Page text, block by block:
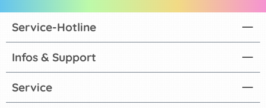
Service-Hotline
Infos & Support
Service